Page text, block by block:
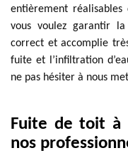
entièrement
vous voulez garantir
correct et accomplie
fuite et l’infiltration
ne pas hésiter à nous
Fuite de toit à
nos